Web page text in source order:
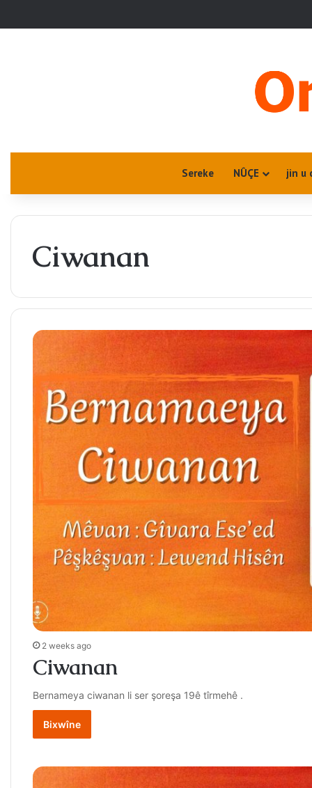
Sereke NÛÇE jin u
Ciwanan
2 weeks ago
Ciwanan
Bernameya ciwanan li ser şoreşa 19ê tîrmehê .
Bixwîne